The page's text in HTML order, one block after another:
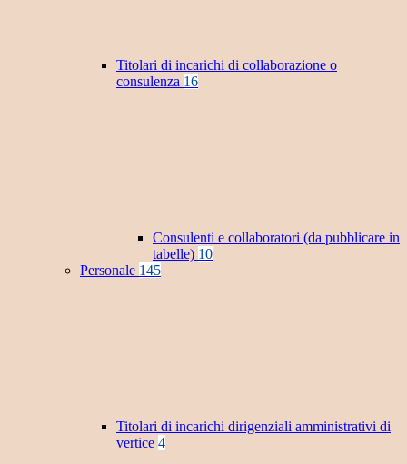
Titolari di incarichi di collaborazione o
consulenza 16
Consulenti e collaboratori (da pubblicare in
tabelle) 10
Personale 145
Titolari di incarichi dirigenziali amministrativi di
vertice 4